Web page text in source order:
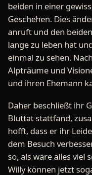
beiden in einer
Geschehen. Dies
anruft und den
lange zu leben hat
einmal zu sehen.
Alpträume und
und ihren Ehemann
Daher beschließt ihr
Bluttat stattfand,
hofft, dass er ihr
dem Besuch
so, als wäre alles viel
Willy können jetzt